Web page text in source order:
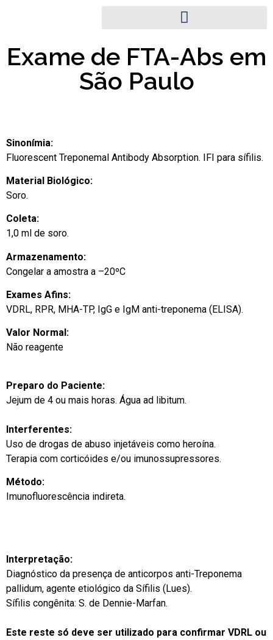
Exame de FTA-Abs em
São Paulo
Sinonímia:
Fluorescent Treponemal Antibody Absorption. IFI para sífilis.
Material Biológico:
Soro.
Coleta:
1,0 ml de soro.
Armazenamento:
Congelar a amostra a –20ºC
Exames Afins:
VDRL, RPR, MHA-TP, IgG e IgM anti-treponema (ELISA).
Valor Normal:
Não reagente
Preparo do Paciente:
Jejum de 4 ou mais horas. Água ad libitum.
Interferentes:
Uso de drogas de abuso injetáveis como heroína.
Terapia com corticóides e/ou imunossupressores.
Método:
Imunofluorescência indireta.
Interpretação:
Diagnóstico da presença de anticorpos anti-Treponema
pallidum, agente etiológico da Sífilis (Lues).
Sífilis congênita: S. de Dennie-Marfan.
Este reste só deve ser utilizado para confirmar VDRL ou